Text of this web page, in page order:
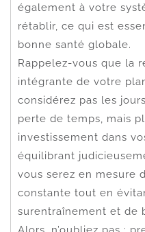
également à votre
rétablir, ce qui est
bonne santé globale.
Rappelez-vous que la
intégrante de votre
considérez pas les
perte de temps, mais
investissement dans
équilibrant
vous serez en mesure
constante tout en
surentraînement et de